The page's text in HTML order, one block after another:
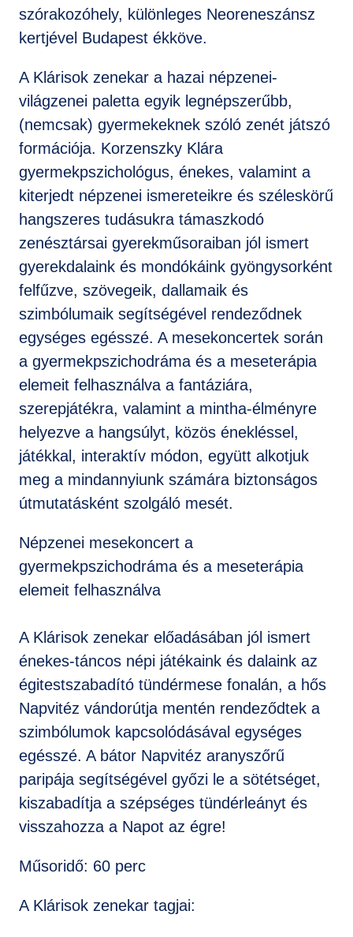
szórakozóhely, különleges Neoreneszánsz
kertjével Budapest ékköve.
A Klárisok zenekar a hazai népzenei-
világzenei paletta egyik legnépszerűbb,
(nemcsak) gyermekeknek szóló zenét játszó
formációja. Korzenszky Klára
gyermekpszichológus, énekes, valamint a
kiterjedt népzenei ismereteikre és széleskörű
hangszeres tudásukra támaszkodó
zenésztársai gyerekműsoraiban jól ismert
gyerekdalaink és mondókáink gyöngysorként
felfűzve, szövegeik, dallamaik és
szimbólumaik segítségével rendeződnek
egységes egésszé. A mesekoncertek során
a gyermekpszichodráma és a meseterápia
elemeit felhasználva a fantáziára,
szerepjátékra, valamint a mintha-élményre
helyezve a hangsúlyt, közös énekléssel,
játékkal, interaktív módon, együtt alkotjuk
meg a mindannyiunk számára biztonságos
útmutatásként szolgáló mesét.
Népzenei mesekoncert a
gyermekpszichodráma és a meseterápia
elemeit felhasználva
A Klárisok zenekar előadásában jól ismert
énekes-táncos népi játékaink és dalaink az
égitestszabadító tündérmese fonalán, a hős
Napvitéz vándorútja mentén rendeződtek a
szimbólumok kapcsolódásával egységes
egésszé. A bátor Napvitéz aranyszőrű
paripája segítségével győzi le a sötétséget,
kiszabadítja a szépséges tündérleányt és
visszahozza a Napot az égre!
Műsoridő: 60 perc
A Klárisok zenekar tagjai: